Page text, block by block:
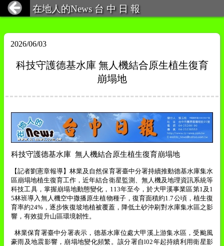
在地人的News 台 中 日 報
2026/06/03
科技守護德基水庫 無人機結合原生植生復育
崩塌地
科技守護德基水庫 無人機結合原生植生復育崩塌地
【記者劉憲章報導】林業及自然保育署臺中分署持續推動德基水庫集水
區崩塌地植生復育工作，近年結合衛星監測、無人機及地理資訊系統等
科技工具，掌握崩塌地動態變化， 113年至今，於大甲溪事業區第1 及 1
5林班導入無人機空中撒播原生植物種子，復育面積約1.7公頃，植生復
育率約24% ，逐步恢復坡地植被覆蓋，降低土砂沖刷對水庫集水區之影
響，有效提升山區環境韌性。
林業保育署臺中分署表示，德基水庫位處大甲溪上游集水區，受颱風
豪雨及地震影響，崩塌地變化頻繁。該分署自l02年起持續利用衛星影